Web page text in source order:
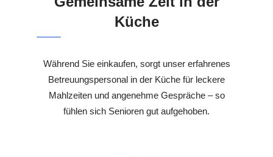
Küche
Während Sie einkaufen, sorgt unser erfahrenes
Betreuungspersonal in der Küche für leckere
Mahlzeiten und angenehme Gespräche – so
fühlen sich Senioren gut aufgehoben.